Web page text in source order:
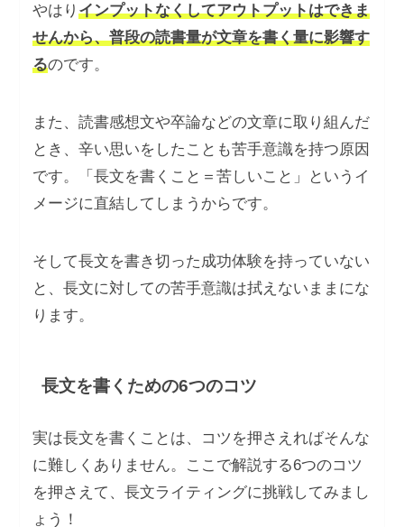
やはり インプットなくしてアウトプットはできま
せんから、普段の読書量が文章を書く量に影響す
るのです。
また、読書感想文や卒論などの文章に取り組んだ
とき、辛い思いをしたことも苦手意識を持つ原因
です。「長文を書くこと＝苦しいこと」というイ
メージに直結してしまうからです。
そして長文を書き切った成功体験を持っていない
と、長文に対しての苦手意識は拭えないままにな
ります。
長文を書くための6つのコツ
実は長文を書くことは、コツを押さえればそんな
に難しくありません。ここで解説する6つのコツ
を押さえて、長文ライティングに挑戦してみまし
ょう！